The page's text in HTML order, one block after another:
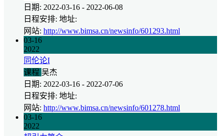
日期: 2022-03-16 - 2022-06-08
日程安排: 地址:
网站: http://www.bimsa.cn/newsinfo/601293.html
03-16
2022
同伦论I
课程 吴杰
日期: 2022-03-16 - 2022-07-06
日程安排: 地址:
网站: http://www.bimsa.cn/newsinfo/601278.html
03-16
2022